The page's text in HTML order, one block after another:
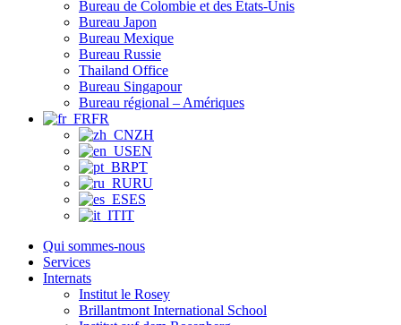
Bureau de Colombie et des États-Unis
Bureau Japon
Bureau Mexique
Bureau Russie
Thailand Office
Bureau Singapour
Bureau régional – Amériques
FR
ZH
EN
PT
RU
ES
IT
Qui sommes-nous
Services
Internats
Institut le Rosey
Brillantmont International School